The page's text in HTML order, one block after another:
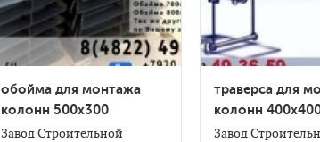
обойма для монтажа
колонн 500х300
Завод Строительной
траверса для
колонн
спб
Завод